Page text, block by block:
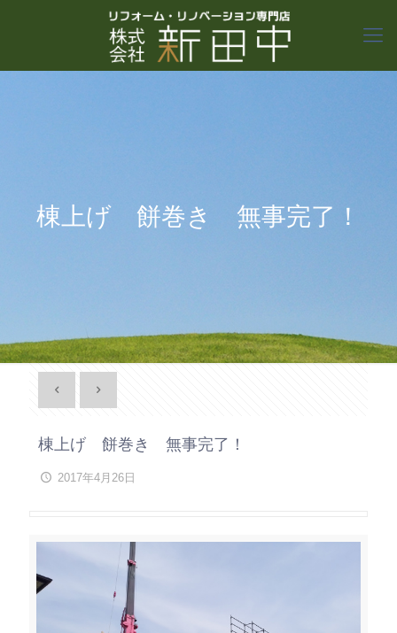
棟上げ 餅巻き 無事完了！
棟上げ 餅巻き 無事完了！
2017年4月26日